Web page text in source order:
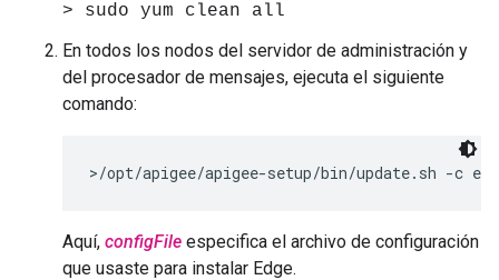
> sudo yum clean all
En todos los nodos del servidor de administración y
del procesador de mensajes, ejecuta el siguiente
comando:
>/opt/apigee/apigee-setup/bin/update.sh -c
Aquí, configFile especifica el archivo de configuración
que usaste para instalar Edge.